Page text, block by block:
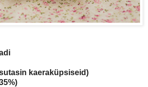
kaeraküpsiseid)